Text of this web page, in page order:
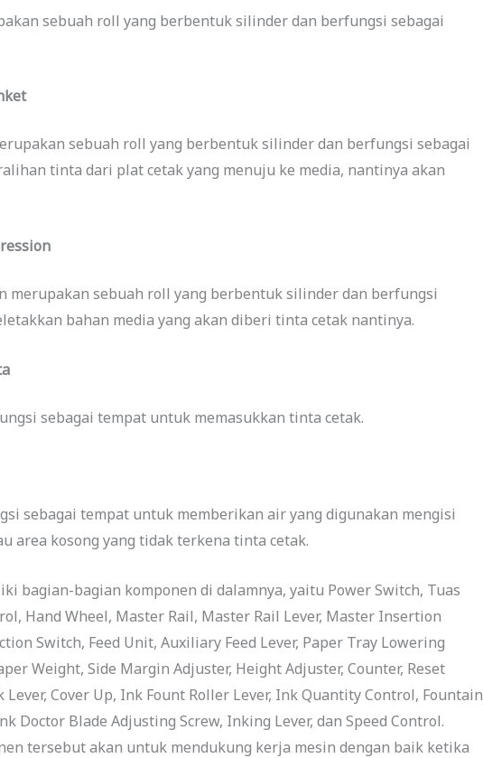
sebuah roll yang berbentuk silinder dan berfungsi sebagai
sebuah roll yang berbentuk silinder dan berfungsi sebagai
tinta dari plat cetak yang menuju ke media, nantinya akan
merupakan sebuah roll yang berbentuk silinder dan berfungsi
bahan media yang akan diberi tinta cetak nantinya.
sebagai tempat untuk memasukkan tinta cetak.
sebagai tempat untuk memberikan air yang digunakan mengisi
area kosong yang tidak terkena tinta cetak.
bagian-bagian komponen di dalamnya, yaitu Power Switch, Tuas
Hand Wheel, Master Rail, Master Rail Lever, Master Insertion
Switch, Feed Unit, Auxiliary Feed Lever, Paper Tray Lowering
Weight, Side Margin Adjuster, Height Adjuster, Counter, Reset
Lever, Cover Up, Ink Fount Roller Lever, Ink Quantity Control, Fountain
Doctor Blade Adjusting Screw, Inking Lever, dan Speed Control.
tersebut akan untuk mendukung kerja mesin dengan baik ketika